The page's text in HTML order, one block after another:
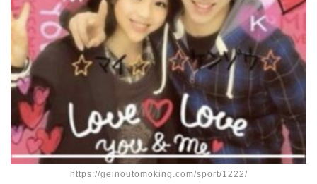
https://geinoutomoking.com/sport/1222/